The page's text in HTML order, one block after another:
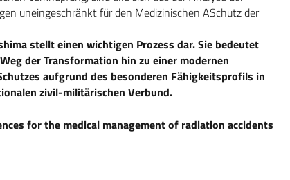
uneingeschränkt für den Medizinischen ASchutz der
stellt einen wichtigen Prozess dar. Sie bedeutet
der Transformation hin zu einer modernen
aufgrund des besonderen Fähigkeitsprofils in
zivil-militärischen Verbund.
for the medical management of radiation accidents